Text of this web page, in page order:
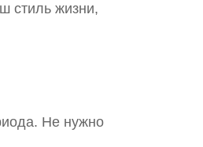
стиль жизни,
Не нужно